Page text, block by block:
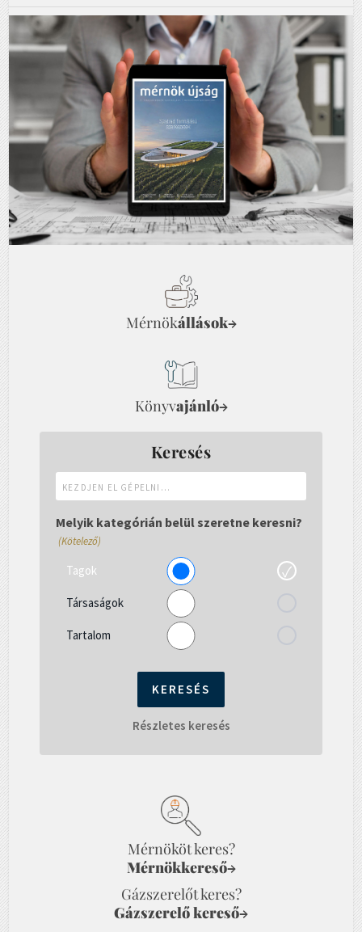
Mérnökállások→
Könyvajánló→
Keresés
el
gépelni...
Melyik kategórián belül szeretne keresni?
(Kötelező)
Tagok
Társaságok
Tartalom
Részletes keresés
Mérnököt keres?
Mérnökkereső→
Gázszerelőt keres?
Gázszerelő kereső→